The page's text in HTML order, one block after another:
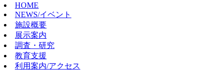
HOME
NEWS/イベント
施設概要
展示案内
調査・研究
教育支援
利用案内/アクセス